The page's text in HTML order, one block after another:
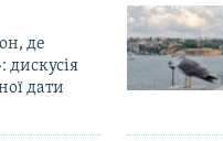
де
дискусія
дати